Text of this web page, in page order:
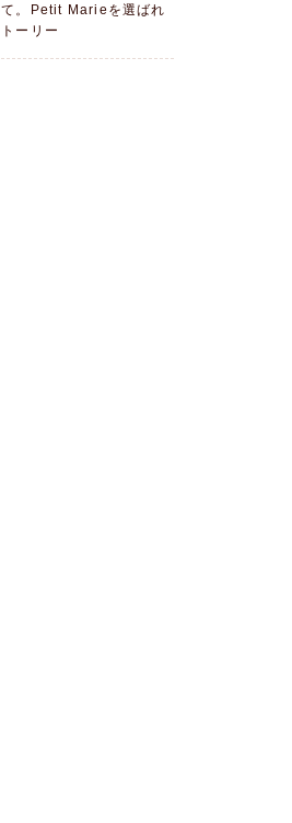
。Petit Marieを選ばれ
ーリー